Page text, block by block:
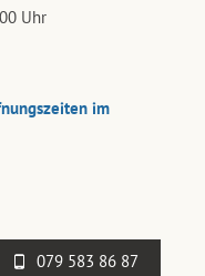
Uhr
im
079 583 86 87